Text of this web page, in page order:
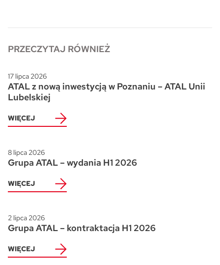
PRZECZYTAJ RÓWNIEŻ
17 lipca 2026
ATAL z nową inwestycją w Poznaniu – ATAL Unii
Lubelskiej
WIĘCEJ
8 lipca 2026
Grupa ATAL – wydania H1 2026
WIĘCEJ
2 lipca 2026
Grupa ATAL – kontraktacja H1 2026
WIĘCEJ